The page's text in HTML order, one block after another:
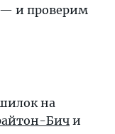
— и проверим
на
Бичи